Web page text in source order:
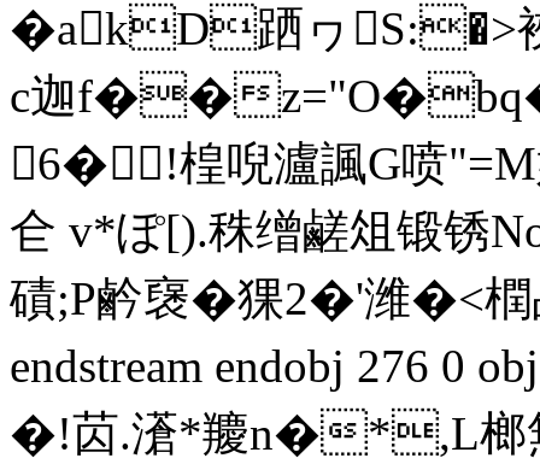
�akD跴ヮS:�>
c迦f��
6� !楻唲瀘諷G喷
仺 v*ぽ[).秼缯鹺俎锻锈
磧;P鹶襃�猓2�'潍
endstream endobj 276 0
�!苬.濸*羻n�*,L